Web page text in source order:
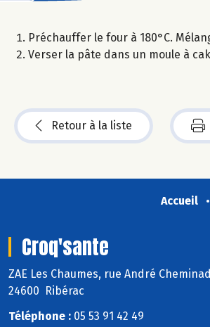
Préchauffer le four à 180°C.
Verser la pâte dans un moule à
Retour à la liste
Accueil
Croq'sante
ZAE Les Chaumes, rue André
24600 Ribérac
Téléphone : 05 53 91 42 49